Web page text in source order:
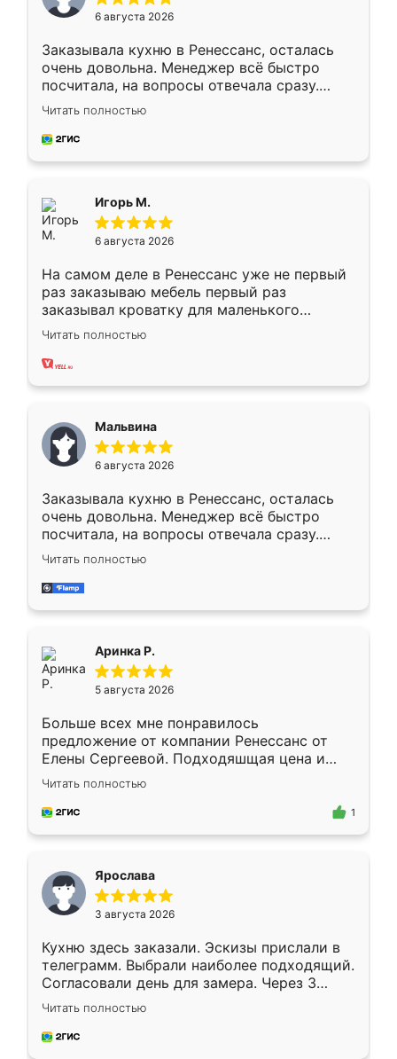
6 августа 2026
Заказывала кухню в Ренессанс, осталась
очень довольна. Менеджер всё быстро
посчитала, на вопросы отвечала сразу.
Замерщик приехал в субботу, подошёл к
делу со всей ответственностью. Собрали
за день, ребята работали аккуратно, даже
Читать полностью
Игорь М.
6 августа 2026
На самом деле в Ренессанс уже не первый
раз заказываю мебель первый раз
заказывал кроватку для маленького
ребёнка при его рождении ,во второй раз
заказал шкаф-купе. По качеству очень
хорошее сборка достаточно быстрая,
меньше, здесь же он более разнообразный.
Мне нравится ,если что-то потребуется из
мебели буду заказывать только здесь.
Читать полностью
Мальвина
6 августа 2026
Заказывала кухню в Ренессанс, осталась
очень довольна. Менеджер всё быстро
посчитала, на вопросы отвечала сразу.
Замерщик приехал в субботу, подошёл к
делу со всей ответственностью. Собрали
за день, ребята работали аккуратно, даже
Читать полностью
Аринка Р.
5 августа 2026
Больше всех мне понравилось
предложение от компании Ренессанс от
Елены Сергеевой. Подходяшщая цена и
короткие сроки изготовления. Приехавший
для замера сотрудник Владислав
предложил по моему эскизу самый
Читать полностью
1
Ярослава
3 августа 2026
Кухню здесь заказали. Эскизы прислали в
телеграмм. Выбрали наиболее подходящий.
Согласовали день для замера. Через 3
недели кухня была уже готова. Остались
довольны работой. Спасибо Ренессанс
мебель за качественную работу!
Читать полностью